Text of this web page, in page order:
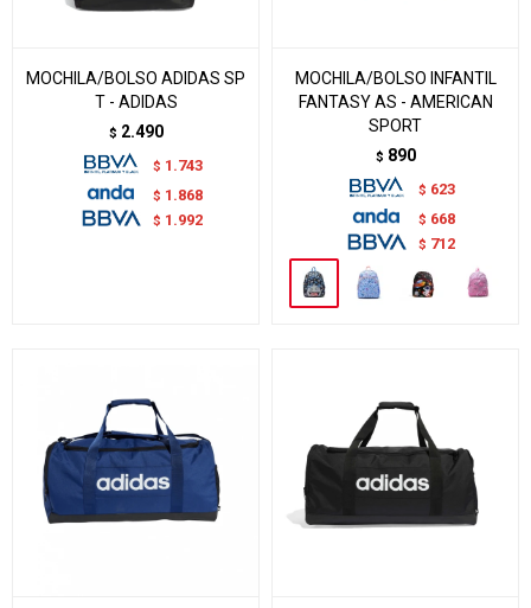
MOCHILA/BOLSO ADIDAS SP
T - ADIDAS
$ 2.490
$ 1.743
$ 1.868
$ 1.992
MOCHILA/BOLSO INFANTIL
FANTASY AS - AMERICAN
SPORT
$ 890
$ 623
$ 668
$ 712